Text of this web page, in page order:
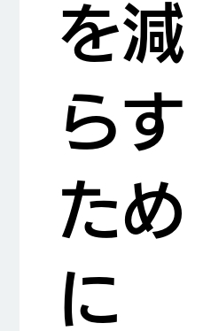
を減
らす
ため
に